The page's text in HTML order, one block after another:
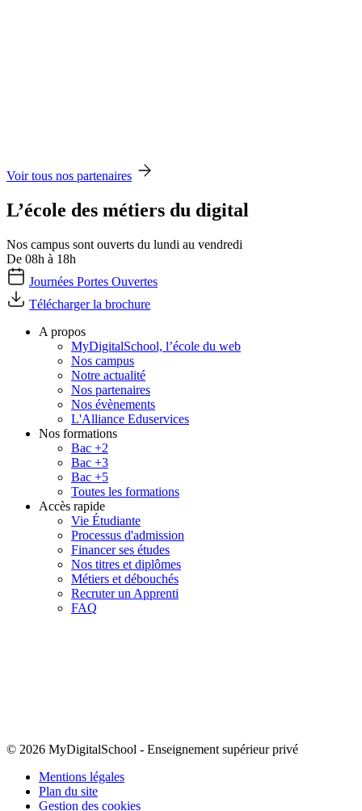
Voir tous nos partenaires
L’école des métiers du digital
Nos campus sont ouverts du lundi au vendredi
De 08h à 18h
Journées Portes Ouvertes
Télécharger la brochure
A propos
MyDigitalSchool, l’école du web
Nos campus
Notre actualité
Nos partenaires
Nos évènements
L'Alliance Eduservices
Nos formations
Bac +2
Bac +3
Bac +5
Toutes les formations
Accès rapide
Vie Étudiante
Processus d'admission
Financer ses études
Nos titres et diplômes
Métiers et débouchés
Recruter un Apprenti
FAQ
© 2026 MyDigitalSchool - Enseignement supérieur privé
Mentions légales
Plan du site
Gestion des cookies